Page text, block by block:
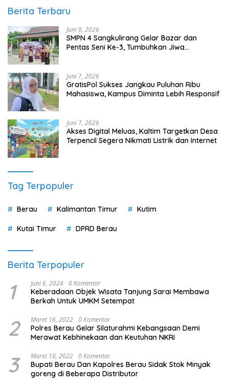
Berita Terbaru
Juni 8, 2026
SMPN 4 Sangkulirang Gelar Bazar dan
Pentas Seni Ke-3, Tumbuhkan Jiwa
Juni 7, 2026
GratisPol Sukses Jangkau Puluhan Ribu
Mahasiswa, Kampus Diminta Lebih Responsif
Juni 7, 2026
Akses Digital Meluas, Kaltim Targetkan Desa
Terpencil Segera Nikmati Listrik dan Internet
Tag Terpopuler
Berau Kalimantan Timur Kutim
Kutai Timur DPRD Berau
Berita Terpopuler
1 Juni 6, 2024 0 Komentar
Keberadaan Objek Wisata Tanjung Sarai Membawa
Berkah Untuk UMKM Setempat
2 Maret 16, 2022 0 Komentar
Polres Berau Gelar Silaturahmi Kebangsaan Demi
Merawat Kebhinekaan dan Keutuhan NKRI
3 Maret 18, 2022 0 Komentar
Bupati Berau Dan Kapolres Berau Sidak Stok Minyak
goreng di Beberapa Distributor